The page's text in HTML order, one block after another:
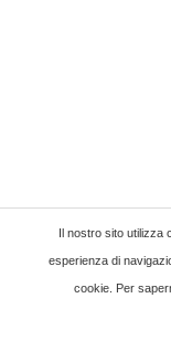
Il nostro sito utilizza
esperienza di
cookie. Per